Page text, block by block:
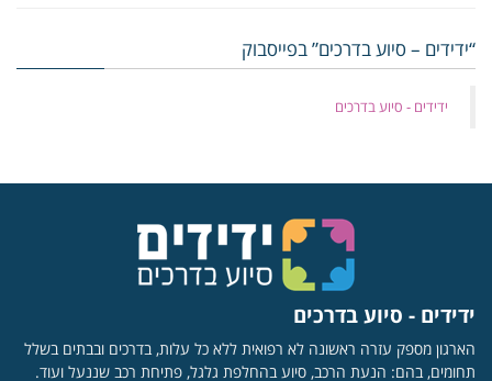
“ידידים – סיוע בדרכים” בפייסבוק
‏ידידים - סיוע בדרכים
ידידים - סיוע בדרכים
הארגון מספק עזרה ראשונה לא רפואית ללא כל עלות, בדרכים ובבתים בשלל
תחומים, בהם: הנעת הרכב, סיוע בהחלפת גלגל, פתיחת רכב שננעל ועוד.